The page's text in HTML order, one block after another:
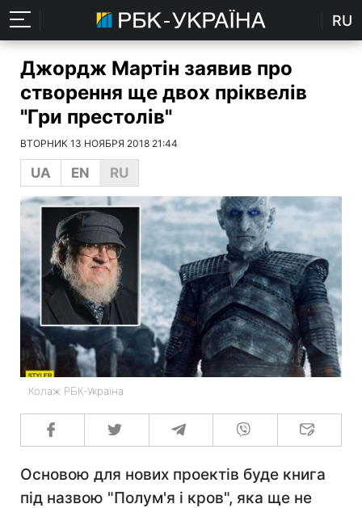
RU
Джордж Мартін заявив про
створення ще двох пріквелів
"Гри престолів"
ВТОРНИК 13 НОЯБРЯ 2018 21:44
UA EN RU
Колаж РБК-Україна
Основою для нових проектів буде книга
під назвою "Полум'я і кров", яка ще не